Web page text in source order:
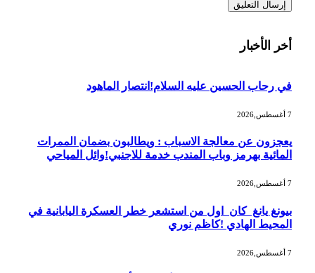
أخر الأخبار
في رحاب الحسين عليه السلام!انتصار الماهود
يعجزون عن معالجة الاسباب : ويطالبون بضمان الممرات
المائية بهرمز وباب المندب خدمة للاجنبي!وائل المياحي
بيونغ يانغ كان اول من استشعر خطر العسكرة اليابانية في
المحيط الهادي !كاظم نوري